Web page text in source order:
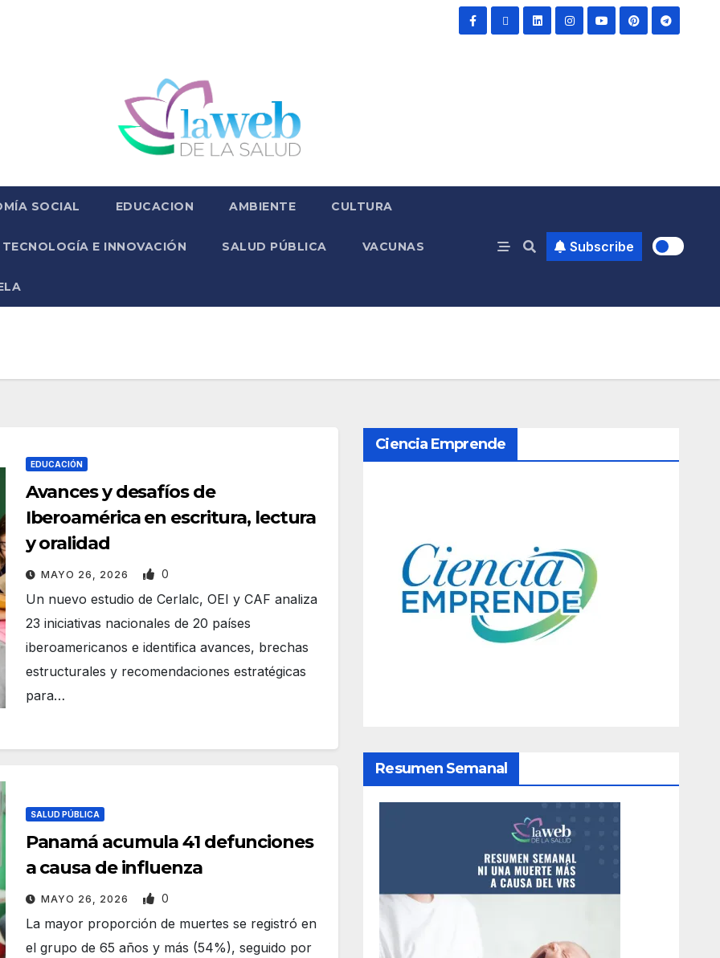
SOCIAL EDUCACION AMBIENTE CULTURA
TECNOLOGÍA E INNOVACIÓN SALUD PÚBLICA VACUNAS Subscribe
EDUCACIÓN
Avances y desafíos de
Iberoamérica en escritura, lectura
y oralidad
MAYO 26, 2026 0
Un nuevo estudio de Cerlalc, OEI y CAF analiza
23 iniciativas nacionales de 20 países
iberoamericanos e identifica avances, brechas
estructurales y recomendaciones estratégicas
para…
SALUD PÚBLICA
Panamá acumula 41 defunciones
a causa de influenza
MAYO 26, 2026 0
La mayor proporción de muertes se registró en
el grupo de 65 años y más (54%), seguido por
Ciencia Emprende
Resumen Semanal